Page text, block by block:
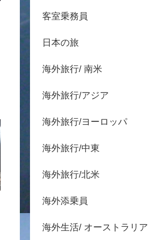
客室乗務員
日本の旅
海外旅行/ 南米
海外旅行/アジア
海外旅行/ヨーロッパ
海外旅行/中東
海外旅行/北米
海外添乗員
海外生活/ オーストラリア